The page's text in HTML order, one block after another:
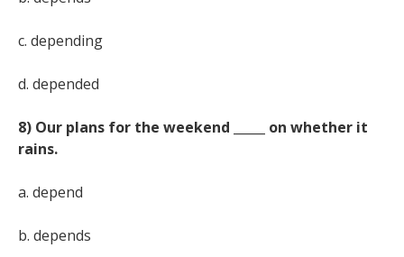
c. depending
d. depended
8) Our plans for the weekend _____ on whether it
rains.
a. depend
b. depends